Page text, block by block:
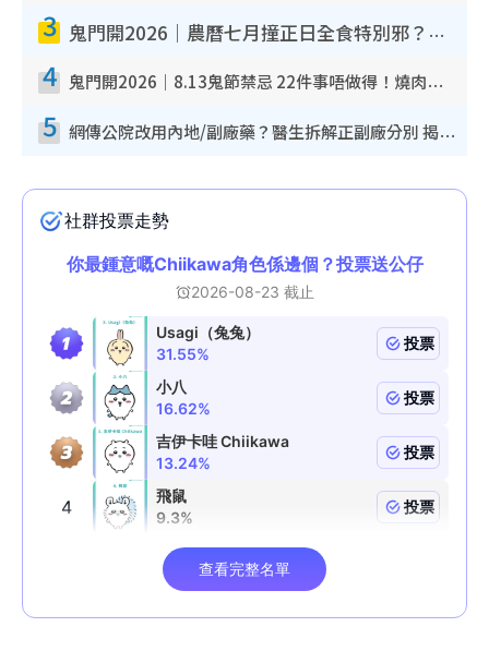
3 鬼門開2026｜農曆七月撞正日全食特別邪？專家警告切忌做一事！揭4大禁忌+2招保平安
4 鬼門開2026｜8.13鬼節禁忌 22件事唔做得！燒肉、刺身要少食？半夜勿吹口哨/打呢個電話
5 網傳公院改用內地/副廠藥？醫生拆解正副廠分別 揭4類人換藥隨時出事